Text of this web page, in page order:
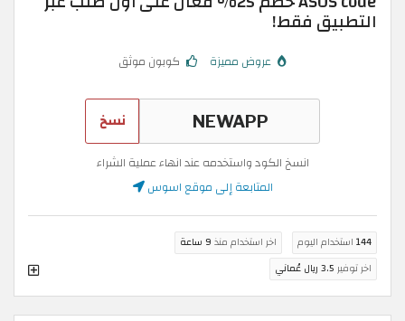
التطبيق فقط!
عروض مميزة كوبون موثق
نسخ
انسخ الكود واستخدمه عند انهاء عملية الشراء
المتابعة إلى موقع اسوس
144 استخدام اليوم اخر استخدام منذ 9 ساعة
اخر توفير 3.5 ريال عُماني